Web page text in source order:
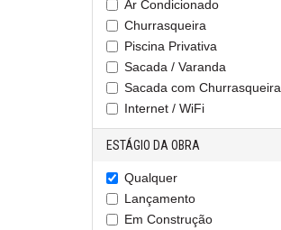
Ar Condicionado
Churrasqueira
Piscina Privativa
Sacada / Varanda
Sacada com Churrasqueira
Internet / WiFi
ESTÁGIO DA OBRA
Qualquer
Lançamento
Em Construção